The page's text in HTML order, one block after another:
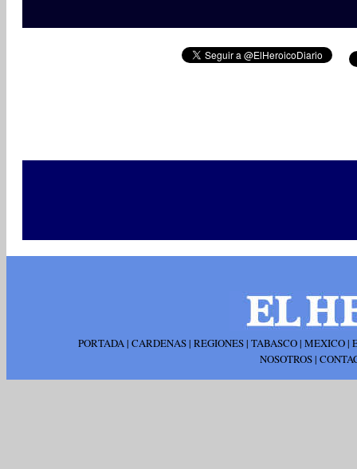
PORTADA| CARDENAS| REGIONES| TABASCO| MEXICO|
NOSOTROS|